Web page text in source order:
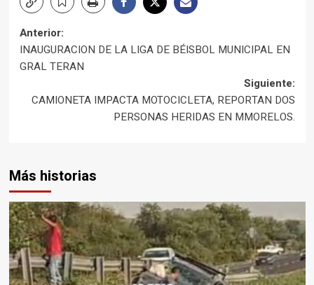
Navegación
de
entradas
Anterior:
INAUGURACION DE LA LIGA DE BÉISBOL MUNICIPAL EN
GRAL TERAN
Siguiente:
CAMIONETA IMPACTA MOTOCICLETA, REPORTAN DOS
PERSONAS HERIDAS EN MMORELOS.
Más historias